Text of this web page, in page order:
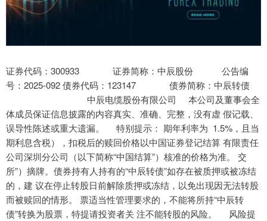
证券代码：300933 证券简称：中辰股份 公告编
号：2025-092 债券代码：123147 债券简称：中辰转债
中辰电缆股份有限公司 本公司及董事会全
体成员保证信息披露的内容真实、准确、完整，没有虚 假记载、
误导性陈述或重大遗漏。 特别提示： 期年利率为 1.5%，且当
期利息含税），扣税后的赎回价格以中国证券登记结算 有限责任
公司深圳分公司（以下简称“中国结算”）核准的价格为准。 交
所”）摘牌。债券持有人持有的“中辰转债”如存在被质押或被冻结
的，建 议在停止转股日前解除质押或冻结，以免出现因无法转股
而被赎回的情形。 票适当性管理要求的，不能将所持“中辰转
债”转换为股票，特提请投资者关 注不能转股的风险。 风险提